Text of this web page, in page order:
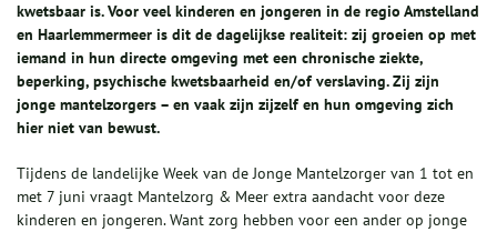
kwetsbaar is. Voor veel kinderen en jongeren in de regio Amstelland
en Haarlemmermeer is dit de dagelijkse realiteit: zij groeien op met
iemand in hun directe omgeving met een chronische ziekte,
beperking, psychische kwetsbaarheid en/of verslaving. Zij zijn
jonge mantelzorgers – en vaak zijn zijzelf en hun omgeving zich
hier niet van bewust.
Tijdens de landelijke Week van de Jonge Mantelzorger van 1 tot en
met 7 juni vraagt Mantelzorg & Meer extra aandacht voor deze
kinderen en jongeren. Want zorg hebben voor een ander op jonge